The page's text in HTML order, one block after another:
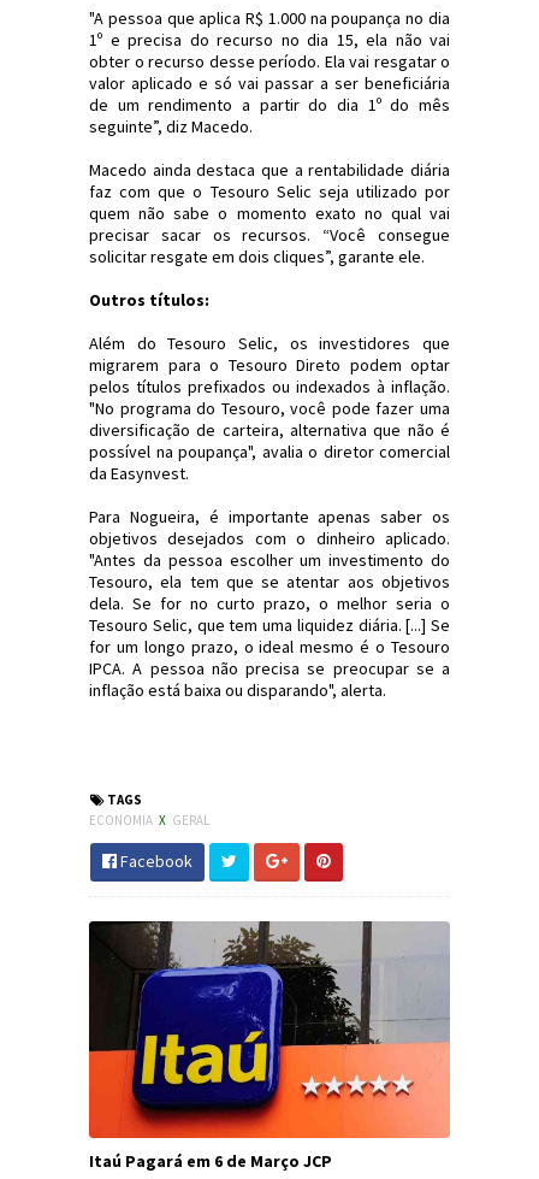
"A pessoa que aplica R$ 1.000 na poupança no dia
1º e precisa do recurso no dia 15, ela não vai
obter o recurso desse período. Ela vai resgatar o
valor aplicado e só vai passar a ser beneficiária
de um rendimento a partir do dia 1º do mês
seguinte”, diz Macedo.
Macedo ainda destaca que a rentabilidade diária
faz com que o Tesouro Selic seja utilizado por
quem não sabe o momento exato no qual vai
precisar sacar os recursos. “Você consegue
solicitar resgate em dois cliques”, garante ele.
Outros títulos:
Além do Tesouro Selic, os investidores que
migrarem para o Tesouro Direto podem optar
pelos títulos prefixados ou indexados à inflação.
"No programa do Tesouro, você pode fazer uma
diversificação de carteira, alternativa que não é
possível na poupança", avalia o diretor comercial
da Easynvest.
Para Nogueira, é importante apenas saber os
objetivos desejados com o dinheiro aplicado.
"Antes da pessoa escolher um investimento do
Tesouro, ela tem que se atentar aos objetivos
dela. Se for no curto prazo, o melhor seria o
Tesouro Selic, que tem uma liquidez diária. [...] Se
for um longo prazo, o ideal mesmo é o Tesouro
IPCA. A pessoa não precisa se preocupar se a
inflação está baixa ou disparando", alerta.
TAGS
ECONOMIA X GERAL
Facebook
Itaú Pagará em 6 de Março JCP